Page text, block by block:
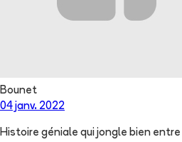
Bounet
04 janv. 2022
Histoire géniale qui jongle bien